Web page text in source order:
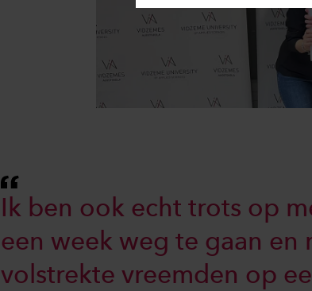
Ik ben ook echt trots op
een week weg te gaan
volstrekte vreemden op